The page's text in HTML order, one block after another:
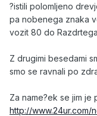
?istili polomljeno
pa nobenega znaka
vozit 80 do
Z drugimi besedami
smo se ravnali po
Za name?ek se jim je
http://www.24ur.com/